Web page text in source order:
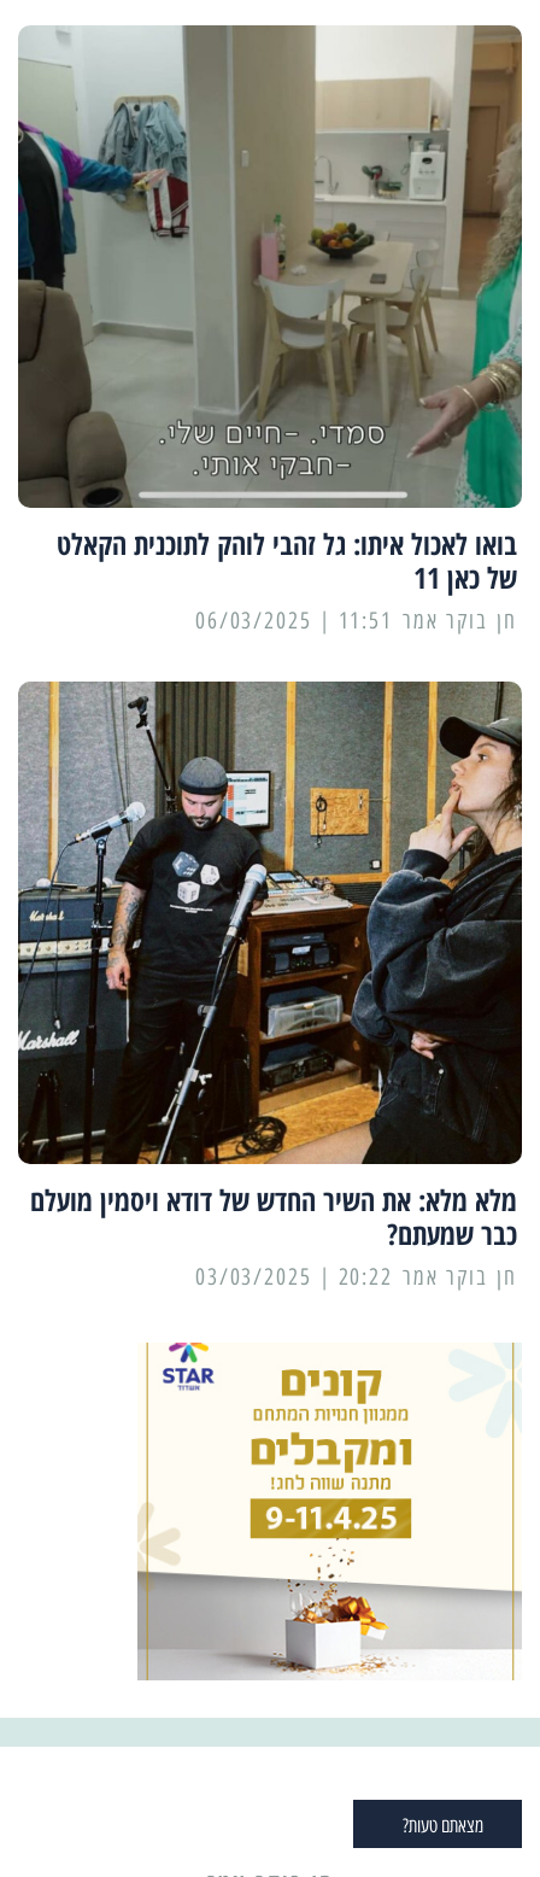
בואו לאכול איתו: גל זהבי לוהק לתוכנית הקאלט
של כאן 11
11:51 | 06/03/2025
מלא מלא: את השיר החדש של דודא ויסמין מועלם
כבר שמעתם?
20:22 | 03/03/2025
מצאתם טעות?